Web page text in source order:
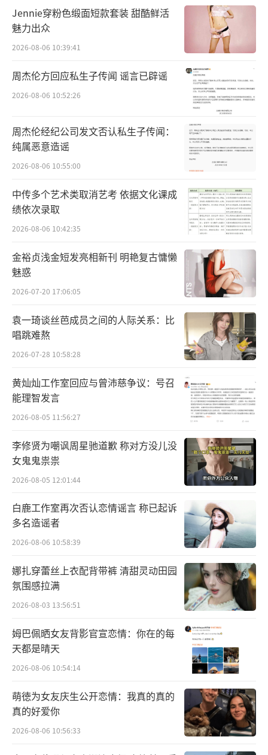
《疾速追杀》系列最让人着迷的地方，主
要是有两个。
其一，是超级时髦的动作场面。
电影将文戏压到极简，极浓缩。
台词言简意赅，点到为止。
同时，用不断的杀戮戏，近乎撑满全场。
且动作戏丝毫没有拖泥带水，没有花里胡
哨。
全都干净利落，高效击杀，不留活口。
再加上各种新颖出奇的杀人手法，和极其
考究的光影设计。
系列另一个让人着迷的地方，则是它独特
的世界观和极强的仪式感。
《疾速追杀》架构了一个庞杂而又严密的
杀手组织。
Jennie穿粉色缎面短款套装 甜酷鲜活
魅力出众
2026-08-06 10:39:41
周杰伦方回应私生子传闻 谣言已辟谣
2026-08-06 10:52:26
周杰伦经纪公司发文否认私生子传闻：
纯属恶意造谣
2026-08-06 10:55:00
中传多个艺术类取消艺考 依据文化课成
绩依次录取
2026-08-06 10:42:35
金裕贞浅金短发亮相新刊 明艳复古慵懒
魅惑
2026-07-20 17:06:05
袁一琦谈丝芭成员之间的人际关系：比
唱跳难熬
2026-07-28 10:58:28
黄灿灿工作室回应与曾沛慈争议：号召
能理智发言
2026-08-05 11:56:27
李修贤为嘲讽周星驰道歉 称对方没儿没
女鬼鬼祟祟
2026-08-05 12:01:44
白鹿工作室再次否认恋情谣言 称已起诉
多名造谣者
2026-08-06 10:58:39
娜扎穿蕾丝上衣配背带裤 清甜灵动田园
氛围感拉满
2026-08-03 13:56:51
姆巴佩晒女友背影官宣恋情：你在的每
天都是晴天
2026-08-06 10:54:14
萌徳为女友庆生公开恋情：我真的真的
真的好爱你
2026-08-06 10:56:33